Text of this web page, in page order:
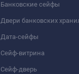
Банковские сейфы
Двери банковских
Дата-сейфы
Сейф-витрина
Сейф-дверь